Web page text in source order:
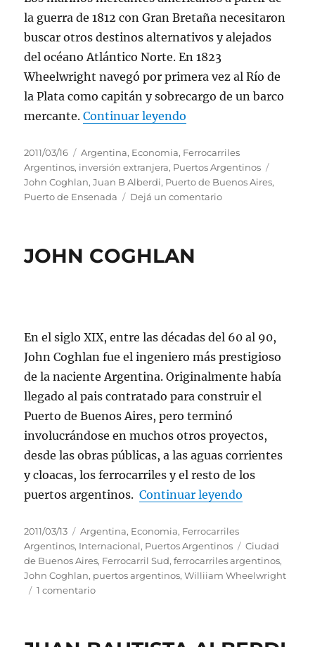
la guerra de 1812 con Gran Bretaña necesitaron
buscar otros destinos alternativos y alejados
del océano Atlántico Norte. En 1823
Wheelwright navegó por primera vez al Río de
la Plata como capitán y sobrecargo de un barco
mercante.Continuar leyendo
Publicado
el
2011/03/16 Categorías
Argentina, Economia, Ferrocarriles
Argentinos, inversión extranjera, Puertos Argentinos
John Coghlan,Juan B Alberdi, Puerto de Buenos Aires,
Puerto de Ensenada
Dejá un comentarioen
JOHN COGHLAN
En el siglo XIX, entre las décadas del 60 al 90,
John Coghlan fue el ingeniero más prestigioso
de la naciente Argentina. Originalmente había
llegado al pais contratado para construir el
Puerto de Buenos Aires, pero terminó
involucrándose en muchos otros proyectos,
desde las obras públicas, a las aguas corrientes
y cloacas, los ferrocarriles y el resto de los
puertos argentinos.Continuar leyendo
Publicado
el
2011/03/13 Categorías
Argentina, Economia, Ferrocarriles
Argentinos, Internacional, Puertos Argentinos Etiquetas
Ciudad
de Buenos Aires, Ferrocarril Sud,ferrocarriles argentinos,
John Coghlan, puertos argentinos,Williiam Wheelwright
1 comentarioen